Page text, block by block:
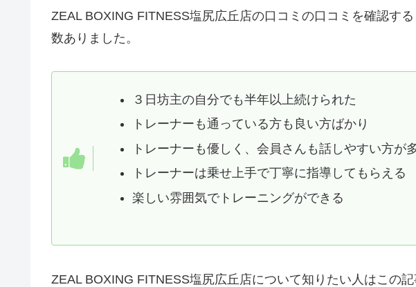
ZEAL BOXING FITNESS塩尻広丘店の口コミの口コミを確認す
数ありました。
３日坊主の自分でも半年以上続けられた
トレーナーも通っている方も良い方ばかり
トレーナーも優しく、会員さんも話しやすい方が
トレーナーは乗せ上手で丁寧に指導してもらえる
楽しい雰囲気でトレーニングができる
ZEAL BOXING FITNESS塩尻広丘店について知りたい人はこの